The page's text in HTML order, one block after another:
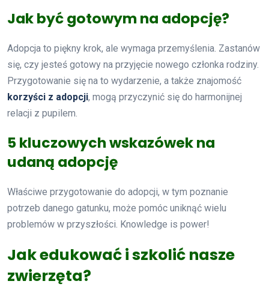
Jak być gotowym na adopcję?
Adopcja to piękny krok, ale wymaga przemyślenia. Zastanów
się, czy jesteś gotowy na przyjęcie nowego członka rodziny.
Przygotowanie się na to wydarzenie, a także znajomość
korzyści z adopcji, mogą przyczynić się do harmonijnej
relacji z pupilem.
5 kluczowych wskazówek na
udaną adopcję
Właściwe przygotowanie do adopcji, w tym poznanie
potrzeb danego gatunku, może pomóc uniknąć wielu
problemów w przyszłości. Knowledge is power!
Jak edukować i szkolić nasze
zwierzęta?